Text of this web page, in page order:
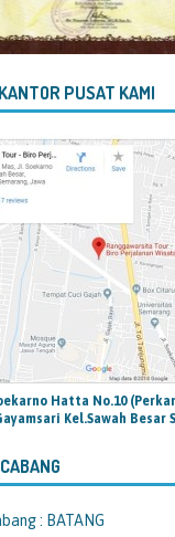
PUSAT KAMI
Hatta No.10
Kel.Sawah Besar
: BATANG